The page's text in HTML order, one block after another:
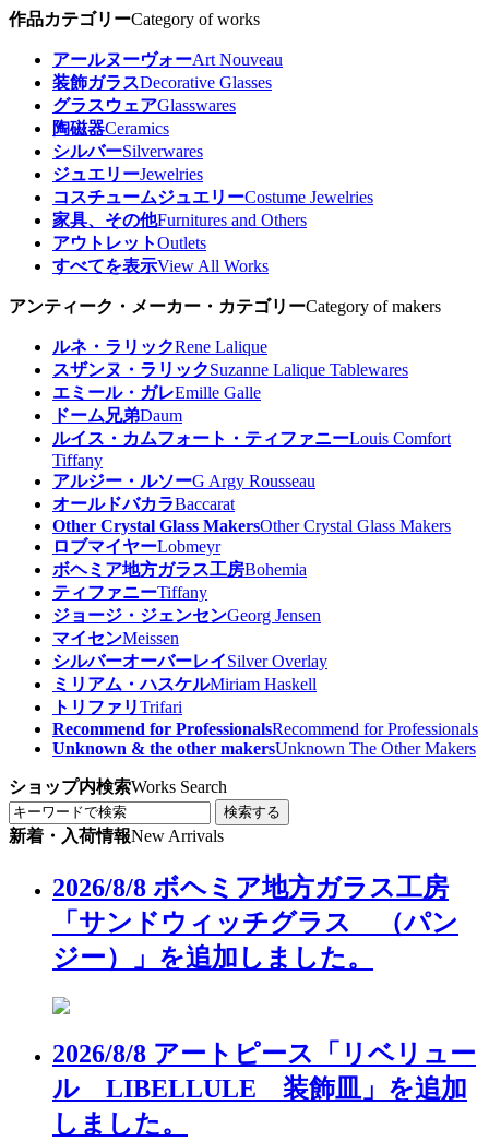
作品カテゴリーCategory of works
アールヌーヴォーArt Nouveau
装飾ガラスDecorative Glasses
グラスウェアGlasswares
陶磁器Ceramics
シルバーSilverwares
ジュエリーJewelries
コスチュームジュエリーCostume Jewelries
家具、その他Furnitures and Others
アウトレットOutlets
すべてを表示View All Works
アンティーク・メーカー・カテゴリーCategory of makers
ルネ・ラリックRene Lalique
スザンヌ・ラリックSuzanne Lalique Tablewares
エミール・ガレEmille Galle
ドーム兄弟Daum
ルイス・カムフォート・ティファニーLouis Comfort
Tiffany
アルジー・ルソーG Argy Rousseau
オールドバカラBaccarat
Other Crystal Glass MakersOther Crystal Glass Makers
ロブマイヤーLobmeyr
ボヘミア地方ガラス工房Bohemia
ティファニーTiffany
ジョージ・ジェンセンGeorg Jensen
マイセンMeissen
シルバーオーバーレイSilver Overlay
ミリアム・ハスケルMiriam Haskell
トリファリTrifari
Recommend for ProfessionalsRecommend for Professionals
Unknown & the other makersUnknown The Other Makers
ショップ内検索Works Search
検索する
新着・入荷情報New Arrivals
2026/8/8 ボヘミア地方ガラス工房
「サンドウィッチグラス （パン
ジー）」を追加しました。
2026/8/8 アートピース「リベリュー
ル LIBELLULE 装飾皿」を追加
しました。